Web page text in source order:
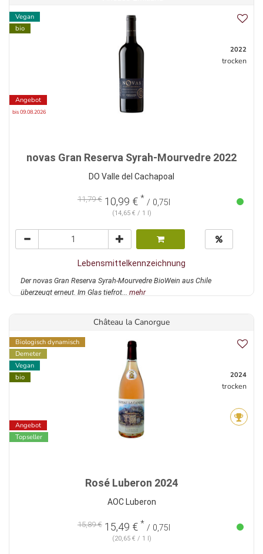
Vegan
bio
Angebot
bis 09.08.2026
2022
trocken
novas Gran Reserva Syrah-Mourvedre 2022
DO Valle del Cachapoal
11,79 € 10,99 € * / 0,75l
(14,65 € / 1 l)
Lebensmittelkennzeichnung
Der novas Gran Reserva Syrah-Mourvedre BioWein aus Chile
überzeugt erneut. Im Glas tiefrot... mehr
Château la Canorgue
Biologisch dynamisch
Demeter
Vegan
bio
Angebot
Topseller
2024
trocken
Rosé Luberon 2024
AOC Luberon
15,89 € 15,49 € * / 0,75l
(20,65 € / 1 l)